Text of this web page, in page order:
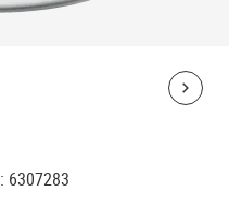
: 6307283